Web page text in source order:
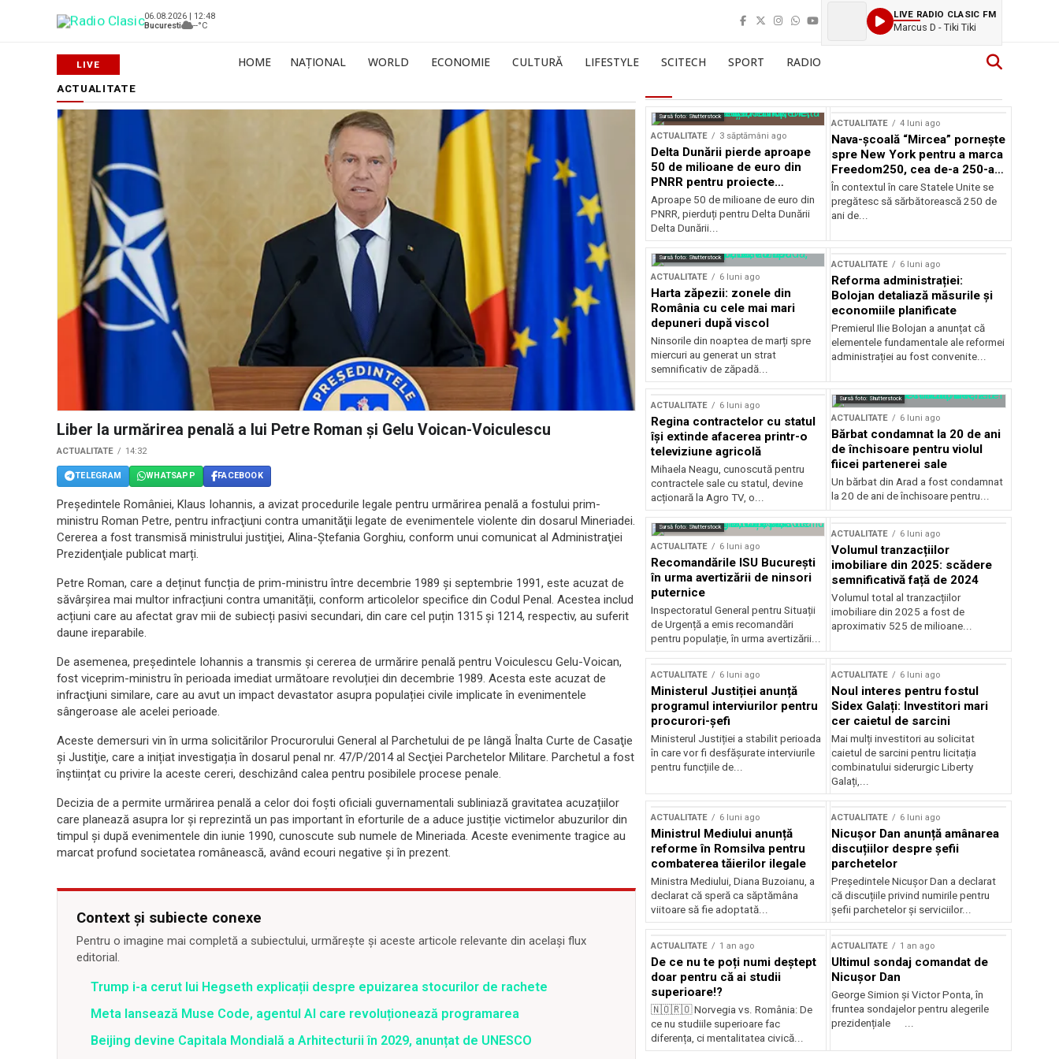
06.08.2026 | 12:48
Bucuresti
--°C
LIVE RADIO CLASIC FM
Marcus D - Tiki Tiki
HOME NAȚIONAL WORLD ECONOMIE CULTURĂ LIFESTYLE SCITECH SPORT RADIO
ACTUALITATE
Liber la urmărirea penală a lui Petre Roman și Gelu Voican-Voiculescu
ACTUALITATE 14:32
TELEGRAM WHATSAPP FACEBOOK
Preşedintele României, Klaus Iohannis, a avizat procedurile legale pentru urmărirea penală a fostului prim-
ministru Roman Petre, pentru infracţiuni contra umanităţii legate de evenimentele violente din dosarul Mineriadei.
Cererea a fost transmisă ministrului justiţiei, Alina-Ștefania Gorghiu, conform unui comunicat al Administraţiei
Prezidenţiale publicat marți.
Petre Roman, care a deținut funcția de prim-ministru între decembrie 1989 și septembrie 1991, este acuzat de
săvârșirea mai multor infracțiuni contra umanității, conform articolelor specifice din Codul Penal. Acestea includ
acțiuni care au afectat grav mii de subiecți pasivi secundari, din care cel puțin 1315 și 1214, respectiv, au suferit
daune ireparabile.
De asemenea, președintele Iohannis a transmis și cererea de urmărire penală pentru Voiculescu Gelu-Voican,
fost viceprim-ministru în perioada imediat următoare revoluției din decembrie 1989. Acesta este acuzat de
infracţiuni similare, care au avut un impact devastator asupra populației civile implicate în evenimentele
sângeroase ale acelei perioade.
Aceste demersuri vin în urma solicitărilor Procurorului General al Parchetului de pe lângă Înalta Curte de Casaţie
şi Justiţie, care a inițiat investigația în dosarul penal nr. 47/P/2014 al Secţiei Parchetelor Militare. Parchetul a fost
înștiințat cu privire la aceste cereri, deschizând calea pentru posibilele procese penale.
Decizia de a permite urmărirea penală a celor doi foști oficiali guvernamentali subliniază gravitatea acuzațiilor
care planează asupra lor și reprezintă un pas important în eforturile de a aduce justiție victimelor abuzurilor din
timpul și după evenimentele din iunie 1990, cunoscute sub numele de Mineriada. Aceste evenimente tragice au
marcat profund societatea românească, având ecouri negative și în prezent.
Context și subiecte conexe
Pentru o imagine mai completă a subiectului, urmărește și aceste articole relevante din același flux
editorial.
Trump i-a cerut lui Hegseth explicații despre epuizarea stocurilor de rachete
Meta lansează Muse Code, agentul AI care revoluționează programarea
Beijing devine Capitala Mondială a Arhitecturii în 2029, anunțat de UNESCO
Sursă foto: Shutterstock
ACTUALITATE 3 săptămâni ago
Delta Dunării pierde aproape
50 de milioane de euro din
PNRR pentru proiecte
esențiale
Aproape 50 de milioane de euro din
PNRR, pierduți pentru Delta Dunării
Delta Dunării...
ACTUALITATE 4 luni ago
Nava-școală “Mircea” pornește
spre New York pentru a marca
Freedom250, cea de-a 250-a
aniversare a Statelor Unite
În contextul în care Statele Unite se
pregătesc să sărbătorească 250 de
ani de...
Sursă foto: Shutterstock
ACTUALITATE 6 luni ago
Harta zăpezii: zonele din
România cu cele mai mari
depuneri după viscol
Ninsorile din noaptea de marți spre
miercuri au generat un strat
semnificativ de zăpadă...
ACTUALITATE 6 luni ago
Reforma administrației:
Bolojan detaliază măsurile și
economiile planificate
Premierul Ilie Bolojan a anunțat că
elementele fundamentale ale reformei
administrației au fost convenite...
ACTUALITATE 6 luni ago
Regina contractelor cu statul
își extinde afacerea printr-o
televiziune agricolă
Mihaela Neagu, cunoscută pentru
contractele sale cu statul, devine
acționară la Agro TV, o...
Sursă foto: Shutterstock
ACTUALITATE 6 luni ago
Bărbat condamnat la 20 de ani
de închisoare pentru violul
fiicei partenerei sale
Un bărbat din Arad a fost condamnat
la 20 de ani de închisoare pentru...
Sursă foto: Shutterstock
ACTUALITATE 6 luni ago
Recomandările ISU București
în urma avertizării de ninsori
puternice
Inspectoratul General pentru Situații
de Urgență a emis recomandări
pentru populație, în urma avertizării...
ACTUALITATE 6 luni ago
Volumul tranzacțiilor
imobiliare din 2025: scădere
semnificativă față de 2024
Volumul total al tranzacțiilor
imobiliare din 2025 a fost de
aproximativ 525 de milioane...
ACTUALITATE 6 luni ago
Ministerul Justiției anunță
programul interviurilor pentru
procurori-șefi
Ministerul Justiției a stabilit perioada
în care vor fi desfășurate interviurile
pentru funcțiile de...
ACTUALITATE 6 luni ago
Noul interes pentru fostul
Sidex Galați: Investitori mari
cer caietul de sarcini
Mai mulți investitori au solicitat
caietul de sarcini pentru licitația
combinatului siderurgic Liberty
Galați,...
ACTUALITATE 6 luni ago
Ministrul Mediului anunță
reforme în Romsilva pentru
combaterea tăierilor ilegale
Ministra Mediului, Diana Buzoianu, a
declarat că speră ca săptămâna
viitoare să fie adoptată...
ACTUALITATE 6 luni ago
Nicușor Dan anunță amânarea
discuțiilor despre șefii
parchetelor
Președintele Nicușor Dan a declarat
că discuțiile privind numirile pentru
șefii parchetelor și serviciilor...
ACTUALITATE 1 an ago
De ce nu te poți numi deștept
doar pentru că ai studii
superioare!?
🇳🇴🇷🇴 Norvegia vs. România: De
ce nu studiile superioare fac
diferența, ci mentalitatea civică...
ACTUALITATE 1 an ago
Ultimul sondaj comandat de
Nicușor Dan
George Simion și Victor Ponta, în
fruntea sondajelor pentru alegerile
prezidențiale ...